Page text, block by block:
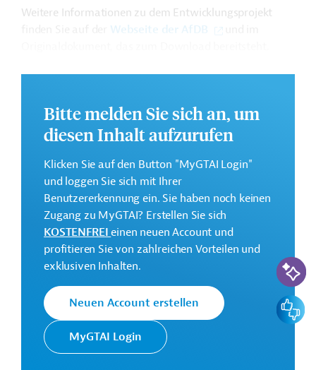
Weitere Informationen zu dem Entwicklungsprojekt
Webseite der AfDB
GTAI informiert über dieAfDB: Schwerpunkte,
Geschäftsanbahnung.
Gesamtkosten:
Geberbeitrag:
24 Millionen Euro (Geber, XXX)
Kontaktadressen
Afrikanische
Entwicklungsbank
Die AfDB setzt sich für die
Bekämpfung von Armut und
Ungleichheit sowie die
Bitte melden Sie sich an, um
diesen Inhalt aufzurufen
Klicken Sie auf den Button "MyGTAI Login"
und loggen Sie sich mit Ihrer
Benutzererkennung ein. Sie haben noch keinen
Zugang zu MyGTAI? Erstellen Sie sich
KOSTENFREIeinen neuen Account und
profitieren Sie von zahlreichen Vorteilen und
exklusiven Inhalten.
Neuen Account erstellen
MyGTAI Login
KI-